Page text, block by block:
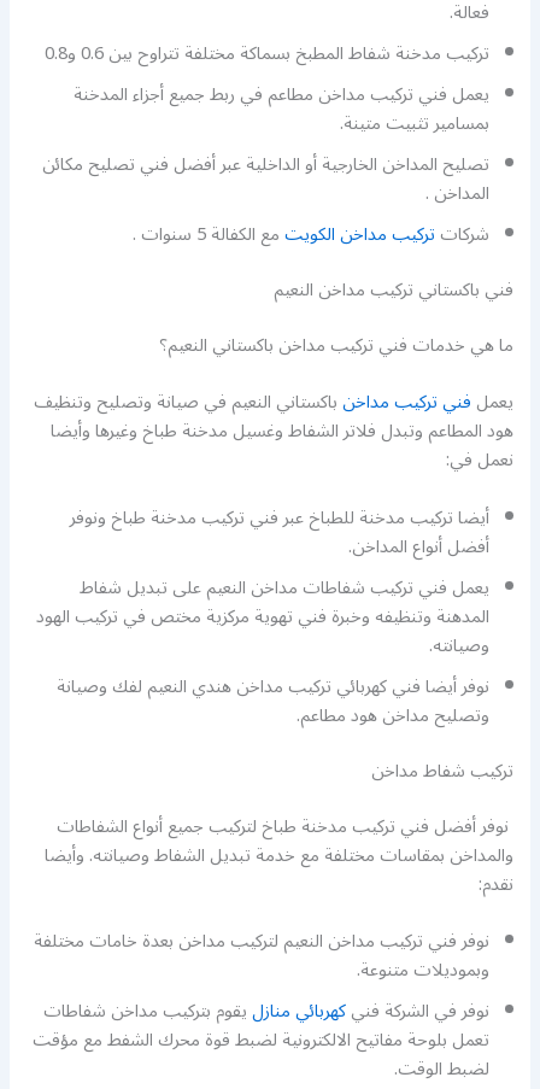
فعالة.
تركيب مدخنة شفاط المطبخ بسماكة مختلفة تتراوح بين 0.6 و0.8
يعمل فني تركيب مداخن مطاعم في ربط جميع أجزاء المدخنة
بمسامير تثبيت متينة.
تصليح المداخن الخارجية أو الداخلية عبر أفضل فني تصليح مكائن
المداخن .
شركاتتركيب مداخن الكويتمع الكفالة 5 سنوات .
فني باكستاني تركيب مداخن النعيم
ما هي خدمات فني تركيب مداخن باكستاني النعيم؟
يعملفني تركيب مداخنباكستاني النعيم في صيانة وتصليح وتنظيف
هود المطاعم وتبدل فلاتر الشفاط وغسيل مدخنة طباخ وغيرها وأيضا
نعمل في:
أيضا تركيب مدخنة للطباخ عبر فني تركيب مدخنة طباخ ونوفر
أفضل أنواع المداخن.
يعمل فني تركيب شفاطات مداخن النعيم على تبديل شفاط
المدهنة وتنظيفه وخبرة فني تهوية مركزية مختص في تركيب الهود
وصيانته.
نوفر أيضا فني كهربائي تركيب مداخن هندي النعيم لفك وصيانة
وتصليح مداخن هود مطاعم.
تركيب شفاط مداخن
نوفر أفضل فني تركيب مدخنة طباخ لتركيب جميع أنواع الشفاطات
والمداخن بمقاسات مختلفة مع خدمة تبديل الشفاط وصيانته. وأيضا
نقدم:
نوفر فني تركيب مداخن النعيم لتركيب مداخن بعدة خامات مختلفة
وبموديلات متنوعة.
نوفر في الشركة فنيكهربائي منازليقوم بتركيب مداخن شفاطات
تعمل بلوحة مفاتيح الالكترونية لضبط قوة محرك الشفط مع مؤقت
لضبط الوقت.